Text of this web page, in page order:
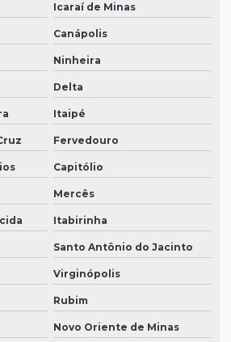
Icaraí de Minas
Canápolis
Ninheira
Delta
Itaipé
Fervedouro
Capitólio
Mercês
Itabirinha
Santo Antônio do Jacinto
Virginópolis
Rubim
Novo Oriente de Minas